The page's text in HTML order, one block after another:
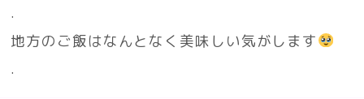
.
地方のご飯はなんとなく美味しい気がします
.